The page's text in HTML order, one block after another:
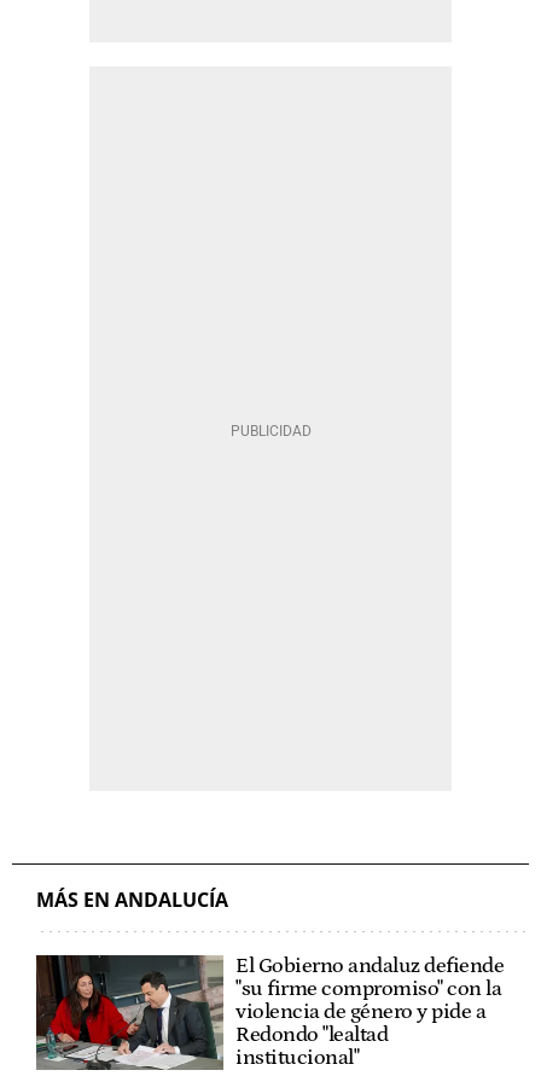
MÁS EN ANDALUCÍA
El Gobierno andaluz defiende
"su firme compromiso" con la
violencia de género y pide a
Redondo "lealtad
institucional"